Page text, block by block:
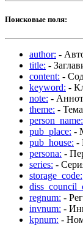
Поисковые поля:
author: -
title: -
content: -
keyword: -
note: -
theme: - Тема
person_name:
pub_place: -
pub_house: -
persona: -
series: -
storage_code:
regnum: -
invnum: -
kpnum: -